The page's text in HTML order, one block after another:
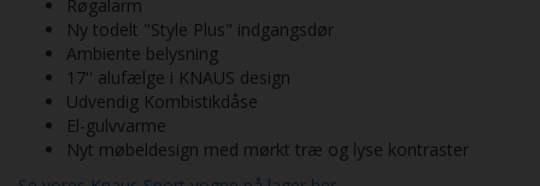
Røgalarm
Ny todelt "Style Plus" indgangsdør
Ambiente belysning
17'' alufælge i KNAUS design
Udvendig Kombistikdåse
El-gulvvarme
Nyt møbeldesign med mørkt træ og lyse kontraster